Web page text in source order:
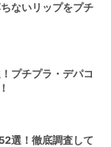
ないリップをプチ
プチプラ・デパコ
選！徹底調査して